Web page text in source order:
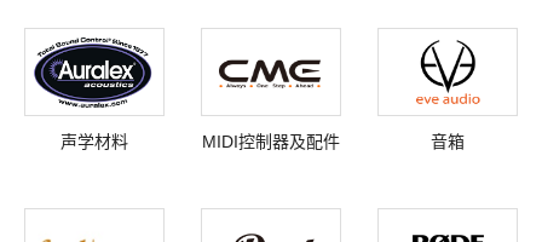
声学材料 MIDI控制器及配件 音箱